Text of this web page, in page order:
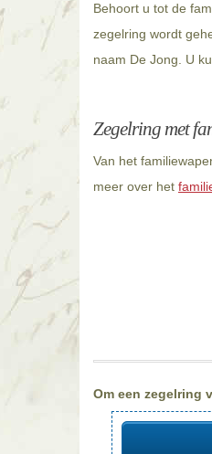
Behoort u tot de
zegelring wordt
naam De Jong. U
Zegelring met
Van het
meer over het
Om een zegelring